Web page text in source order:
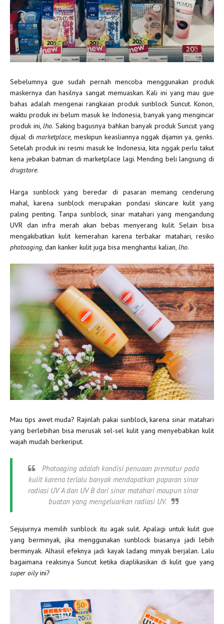
Sebelumnya gue sudah pernah mencoba menggunakan produk
maskernya dan hasilnya sangat memuaskan. Kali ini yang mau gue
bahas adalah mengenai rangkaian produk sunblock Suncut. Konon,
waktu produk ini belum masuk ke Indonesia, banyak yang mengincar
produk ini,lho. Saking bagusnya bahkan banyak produk Suncut yang
dijual dimarketplace, meskipun keasliannya nggak dijamin ya, genks.
Setelah produk ini resmi masuk ke Indonesia, kita nggak perlu takut
kena jebakan batman di marketplace lagi. Mending beli langsung di
drugstore.
Harga sunblock yang beredar di pasaran memang cenderung
mahal, karena sunblock merupakan pondasi skincare kulit yang
paling penting. Tanpa sunblock, sinar matahari yang mengandung
UVR dan infra merah akan bebas menyerang kulit. Selain bisa
mengakibatkan kulit kemerahan karena terbakar matahari, resiko
photoaging, dan kanker kulit juga bisa menghantui kalian, lho.
Mau tips awet muda? Rajinlah pakai sunblock, karena sinar matahari
yang berlebihan bisa merusak sel-sel kulit yang menyebabkan kulit
wajah mudah berkeriput.
Photoaging adalah kondisi penuaan prematur pada
kulit karena terlalu banyak mendapatkan paparan sinar
radiasi UV A dan UV B dari sinar matahari maupun sinar
buatan yang mengeluarkan radiasi UV.
Sejujurnya memilih sunblock itu agak sulit. Apalagi untuk kulit gue
yang berminyak, jika menggunakan sunblock biasanya jadi lebih
berminyak. Alhasil efeknya jadi kayak ladang minyak berjalan. Lalu
bagaimana reaksinya Suncut ketika diaplikasikan di kulit gue yang
super oilyini?